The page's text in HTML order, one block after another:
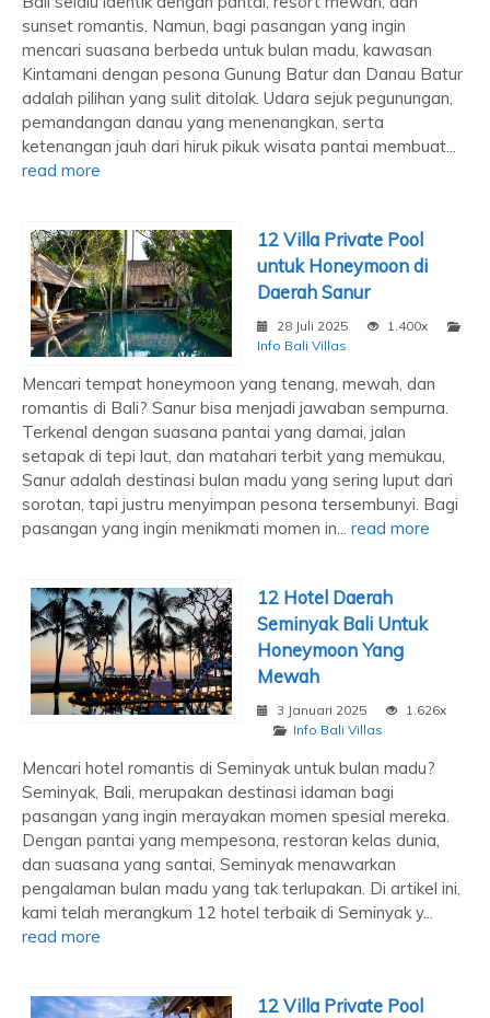
sunset romantis. Namun, bagi pasangan yang ingin
mencari suasana berbeda untuk bulan madu, kawasan
Kintamani dengan pesona Gunung Batur dan Danau Batur
adalah pilihan yang sulit ditolak. Udara sejuk pegunungan,
pemandangan danau yang menenangkan, serta
ketenangan jauh dari hiruk pikuk wisata pantai membuat...
read more
12 Villa Private Pool
untuk Honeymoon di
Daerah Sanur
28 Juli 2025
1.400x
Info Bali Villas
Mencari tempat honeymoon yang tenang, mewah, dan
romantis di Bali? Sanur bisa menjadi jawaban sempurna.
Terkenal dengan suasana pantai yang damai, jalan
setapak di tepi laut, dan matahari terbit yang memukau,
Sanur adalah destinasi bulan madu yang sering luput dari
sorotan, tapi justru menyimpan pesona tersembunyi. Bagi
pasangan yang ingin menikmati momen in... read more
12 Hotel Daerah
Seminyak Bali Untuk
Honeymoon Yang
Mewah
3 Januari 2025
1.626x
Info Bali Villas
Mencari hotel romantis di Seminyak untuk bulan madu?
Seminyak, Bali, merupakan destinasi idaman bagi
pasangan yang ingin merayakan momen spesial mereka.
Dengan pantai yang mempesona, restoran kelas dunia,
dan suasana yang santai, Seminyak menawarkan
pengalaman bulan madu yang tak terlupakan. Di artikel ini,
kami telah merangkum 12 hotel terbaik di Seminyak y...
read more
12 Villa Private Pool